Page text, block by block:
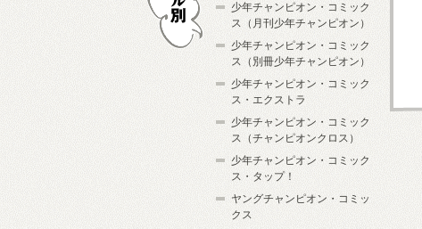
少年チャンピオン・コミック
ス（月刊少年チャンピオン）
少年チャンピオン・コミック
ス（別冊少年チャンピオン）
少年チャンピオン・コミック
ス・エクストラ
少年チャンピオン・コミック
ス（チャンピオンクロス）
少年チャンピオン・コミック
ス・タップ！
ヤングチャンピオン・コミッ
クス